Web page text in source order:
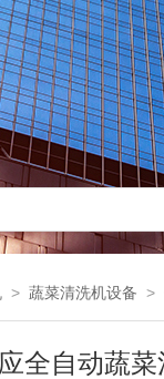
> 蔬菜清洗机设备 >
全自动蔬